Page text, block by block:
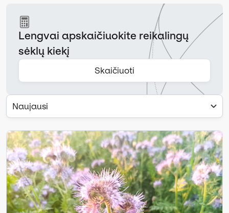
Lengvai apskaičiuokite reikalingų
sėklų kiekį
Skaičiuoti
Naujausi